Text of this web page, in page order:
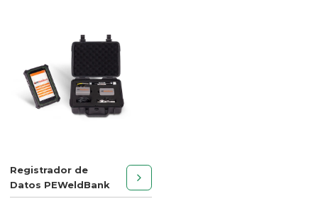
Registrador de
Datos PEWeldBank